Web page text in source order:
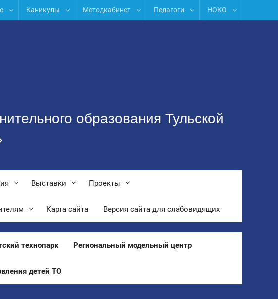
Каникулы Методкабинет Педагоги НОКО
образования Тульской
Выставки Проекты
Карта сайта Версия сайта для слабовидящих
технопарк Региональный модельный центр
детей ТО